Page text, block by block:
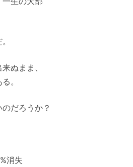
ぬまま、
。
だろうか？
消失